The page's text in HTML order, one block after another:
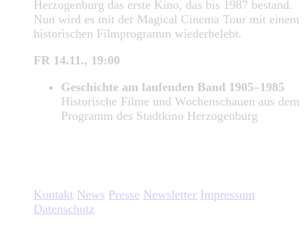
Herzogenburg das erste Kino, das bis 1987 bestand.
Nun wird es mit der Magical Cinema Tour mit einem
historischen Filmprogramm wiederbelebt.
FR 14.11., 19:00
Geschichte am laufenden Band 1905–1985
Historische Filme und Wochenschauen aus dem
Programm des Stadtkino Herzogenburg
Kontakt News Presse Newsletter Impressum
Datenschutz